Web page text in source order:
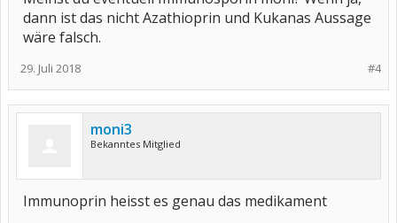
dann ist das nicht Azathioprin und Kukanas Aussage
wäre falsch.
#4
29. Juli 2018
moni3
Bekanntes Mitglied
Immunoprin heisst es genau das medikament